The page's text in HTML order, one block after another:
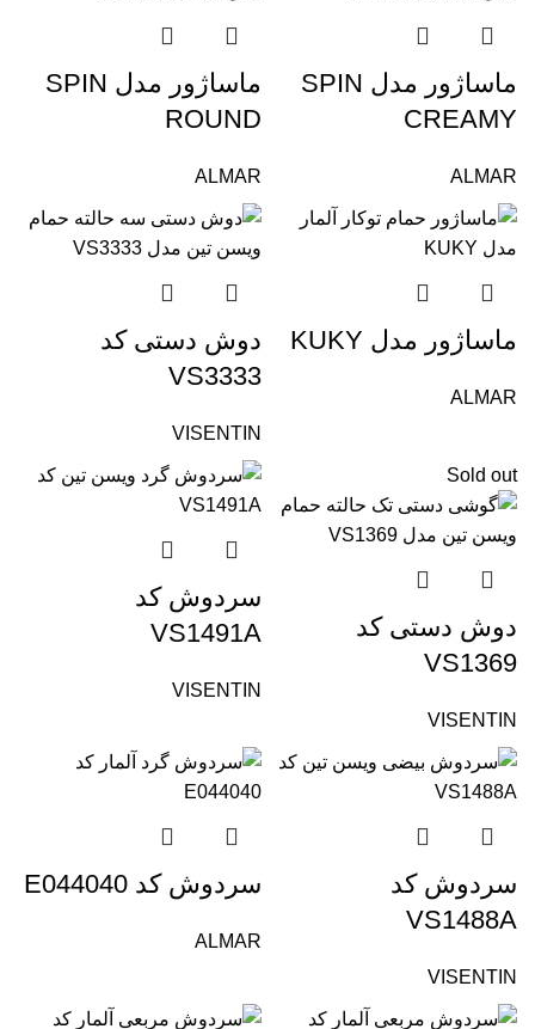
ماساژور مدل SPIN
CREAMY
ALMAR
ماساژور مدل SPIN
ROUND
ALMAR
ماساژور مدل KUKY
ALMAR
دوش دستی کد
VS3333
VISENTIN
Sold out
دوش دستی کد
VS1369
VISENTIN
سردوش کد
VS1491A
VISENTIN
سردوش کد
VS1488A
VISENTIN
سردوش کد E044040
ALMAR